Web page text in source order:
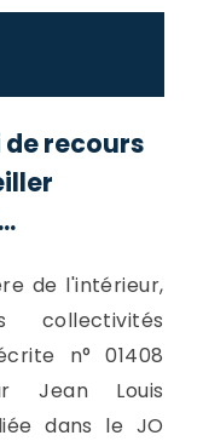
recours
de l'intérieur,
n° 01408
Jean Louis
dans le JO